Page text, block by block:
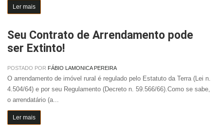
Ler mais
Seu Contrato de Arrendamento pode
ser Extinto!
POSTADO POR FÁBIO LAMONICA PEREIRA
O arrendamento de imóvel rural é regulado pelo Estatuto da Terra (Lei n.
4.504/64) e por seu Regulamento (Decreto n. 59.566/66).Como se sabe,
o arrendatário (a...
Ler mais